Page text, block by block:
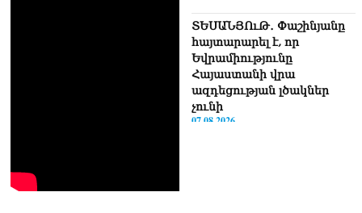
ՏԵՍԱՆՅՈւԹ․ Փաշինյանը
հայտարարել է, որ
Եվրամիությունը
Հայաստանի վրա
ազդեցության լծակներ
չունի
07.08.2026